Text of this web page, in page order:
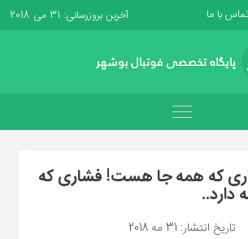
تماس با ما آخرین بروزرسانی: 31 می 2018
که همه جا هست! فشاری که
دارد..
تاریخ انتشار: 31 مه 2018